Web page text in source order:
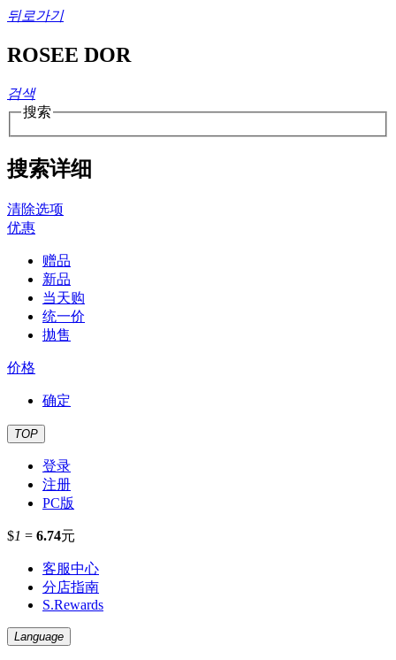
뒤로가기
ROSEE DOR
검색
搜索
搜索详细
清除选项
优惠
赠品
新品
当天购
统一价
拋售
价格
确定
TOP
登录
注册
PC版
$1 = 6.74元
客服中心
分店指南
S.Rewards
Language